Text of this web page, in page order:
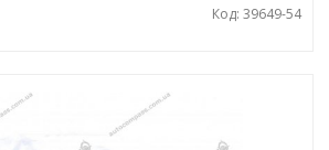
Код: 39649-54